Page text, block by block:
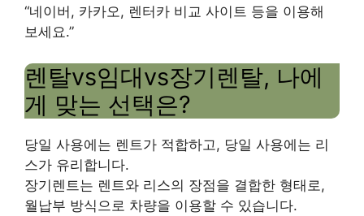
“네이버, 카카오, 렌터카 비교 사이트 등을 이용해
보세요.”
렌탈vs임대vs장기렌탈, 나에
게 맞는 선택은?
당일 사용에는 렌트가 적합하고, 당일 사용에는 리
스가 유리합니다.
장기렌트는 렌트와 리스의 장점을 결합한 형태로,
월납부 방식으로 차량을 이용할 수 있습니다.